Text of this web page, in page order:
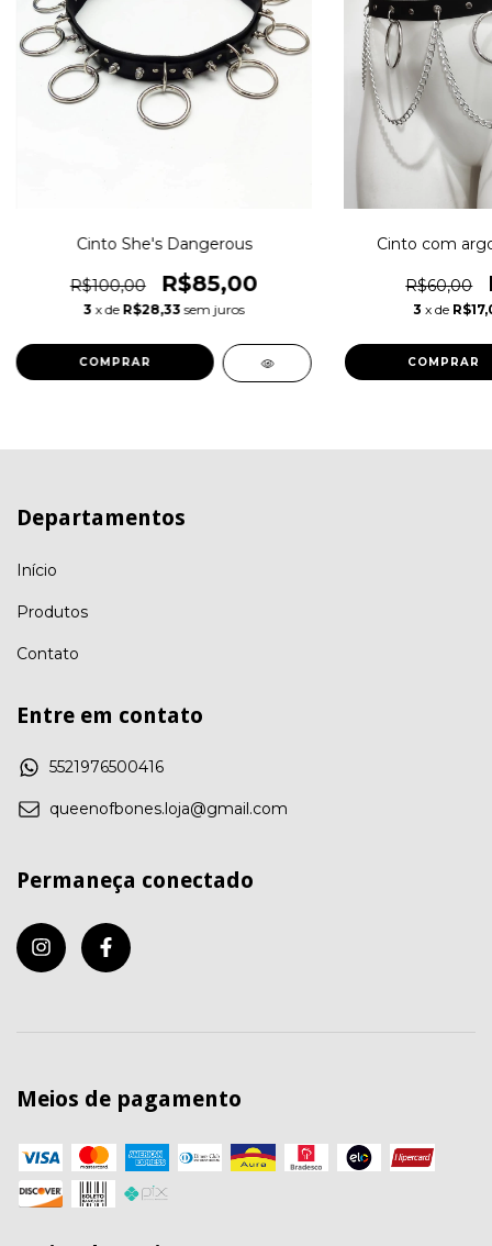
Cinto She's Dangerous
R$100,00 R$85,00
3 x de R$28,33 sem juros
COMPRAR
Cinto com
R$60,00
3 x de
COMPRAR
Departamentos
Início
Produtos
Contato
Entre em contato
5521976500416
queenofbones.loja@gmail.com
Permaneça conectado
Meios de pagamento